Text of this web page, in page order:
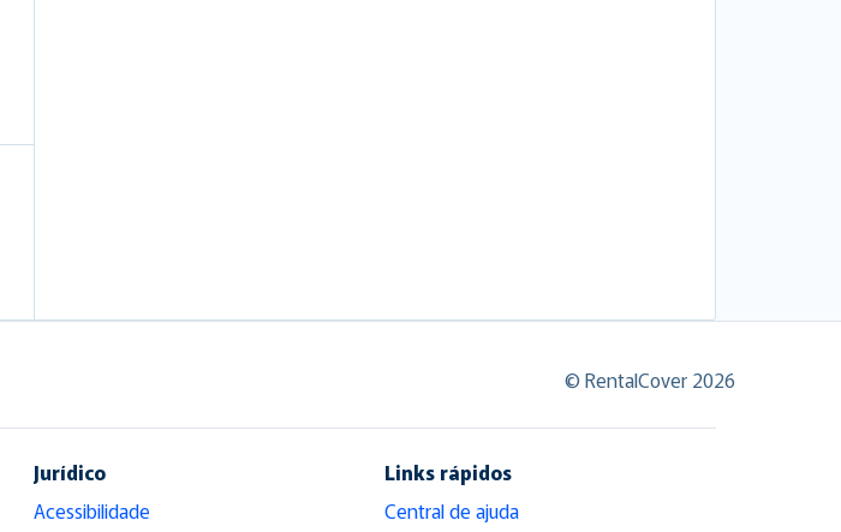
© RentalCover 2026
Jurídico
Acessibilidade
Links rápidos
Central de ajuda